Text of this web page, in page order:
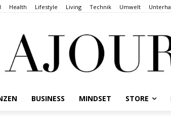
Health Lifestyle Living Technik Umwelt
BUSINESS MINDSET STORE